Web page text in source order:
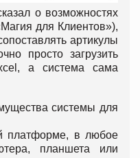
о возможностях
для Клиентов»),
артикулы
просто загрузить
а система сама
системы для
платформе, в любое
планшета или